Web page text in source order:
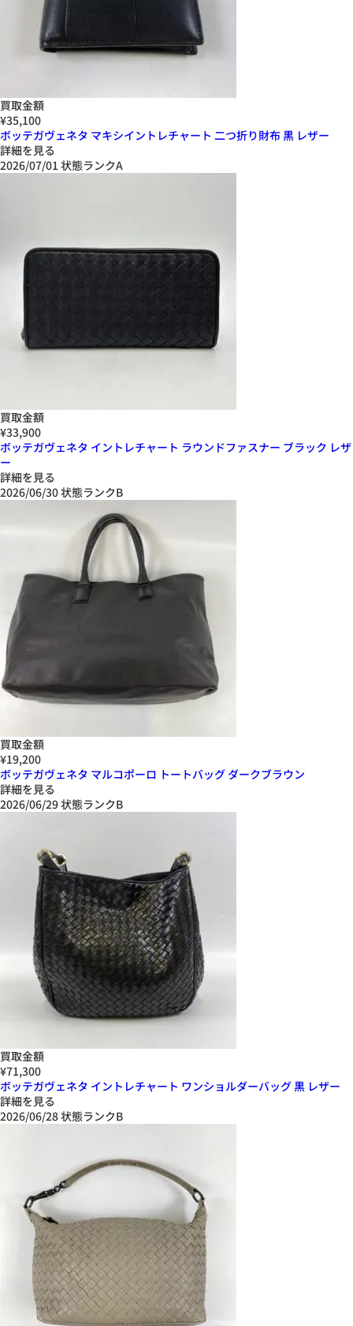
買取金額
¥35,100
ボッテガヴェネタ マキシイントレチャート 二つ折り財布 黒 レザー
詳細を見る
2026/07/01 状態ランクA
買取金額
¥33,900
ボッテガヴェネタ イントレチャート ラウンドファスナー ブラック レザ
ー
詳細を見る
2026/06/30状態ランクB
買取金額
¥19,200
ボッテガヴェネタ マルコポーロ トートバッグ ダークブラウン
詳細を見る
2026/06/29状態ランクB
買取金額
¥71,300
ボッテガヴェネタ イントレチャート ワンショルダーバッグ 黒 レザー
詳細を見る
2026/06/28状態ランクB